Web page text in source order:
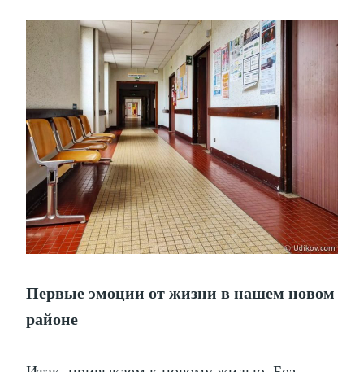
Первые эмоции от жизни в нашем новом
районе